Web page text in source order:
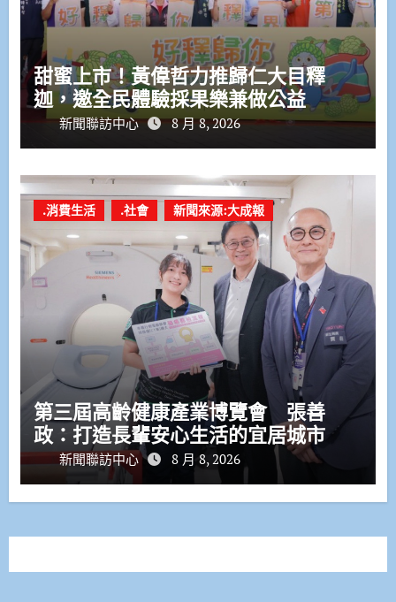
甜蜜上市！黃偉哲力推歸仁大目釋
迦，邀全民體驗採果樂兼做公益
新聞聯訪中心 8 月 8, 2026
.消費生活 .社會 新聞來源:大成報
第三屆高齡健康產業博覽會 張善
政：打造長輩安心生活的宜居城市
新聞聯訪中心 8 月 8, 2026